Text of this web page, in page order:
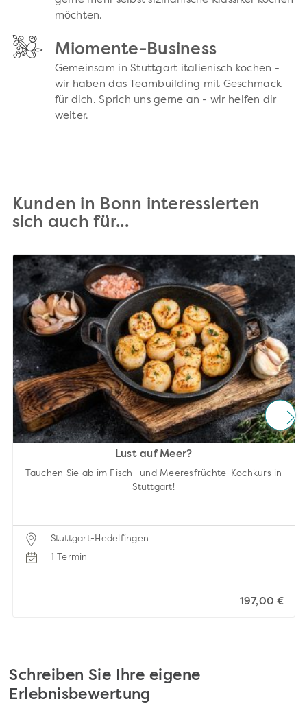
möchten.
Miomente-Business
Gemeinsam in Stuttgart italienisch kochen -
wir haben das Teambuilding mit Geschmack
für dich. Sprich uns gerne an - wir helfen dir
weiter.
Kunden in Bonn interessierten
sich auch für...
Lust auf Meer?
Tauchen Sie ab im Fisch- und Meeresfrüchte-Kochkurs in
Stuttgart!
Stuttgart-Hedelfingen
1 Termin
197,00 €
Schreiben Sie Ihre eigene
Erlebnisbewertung